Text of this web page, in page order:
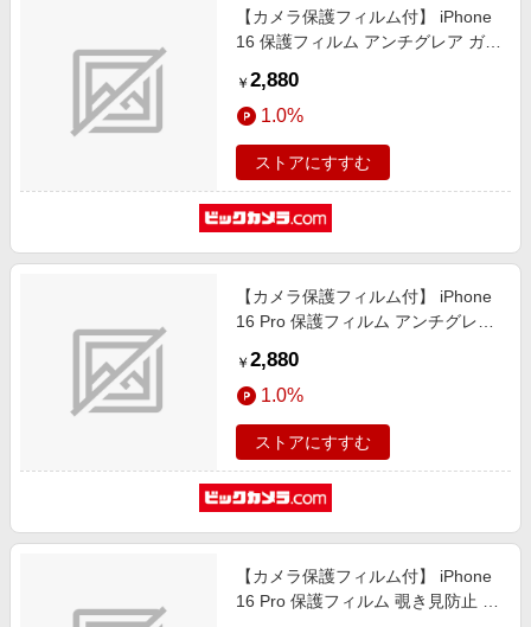
【カメラ保護フィルム付】 iPhone
16 保護フィルム アンチグレア ガラ
￥ 2,880
1.0%
ストアにすすむ
【カメラ保護フィルム付】 iPhone
16 Pro 保護フィルム アンチグレア
IP1602AG-1
￥ 2,880
1.0%
ストアにすすむ
【カメラ保護フィルム付】 iPhone
16 Pro 保護フィルム 覗き見防止 ガ